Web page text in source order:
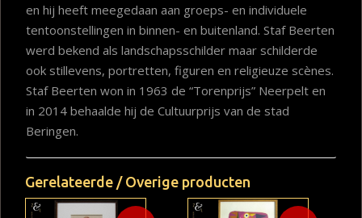
en hij heeft meegedaan aan groeps- en individuele
tentoonstellingen in binnen- en buitenland. Staf Beerten
werd bekend als landschapsschilder maar schilderde
ook stillevens, portretten, figuren en religieuze scènes.
Staf Beerten won in 1963 de “Torenprijs” Neerpelt en
in 2014 behaalde hij de Cultuurprijs van de stad
Beringen.
Gerelateerde / Overige producten